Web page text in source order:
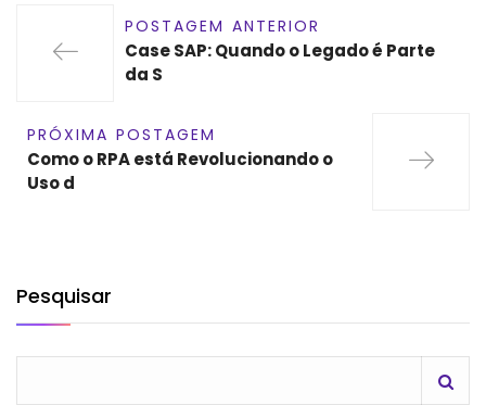
POSTAGEM ANTERIOR
Case SAP: Quando o Legado é Parte
da S
PRÓXIMA POSTAGEM
Como o RPA está Revolucionando o
Uso d
Pesquisar